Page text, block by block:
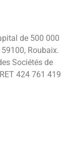
de 500 000
Roubaix.
Sociétés de
424 761 419